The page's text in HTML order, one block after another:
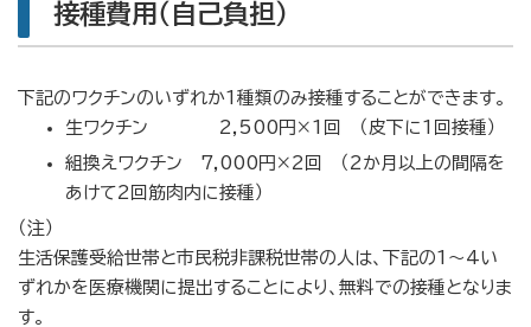
接種費用（自己負担）
下記のワクチンのいずれか1種類のみ接種することができます。
生ワクチン 2,500円×1回 （皮下に1回接種）
組換えワクチン 7,000円×2回 （2か月以上の間隔を
あけて2回筋肉内に接種）
（注）
生活保護受給世帯と市民税非課税世帯の人は、下記の1～4い
ずれかを医療機関に提出することにより、無料での接種となりま
す。